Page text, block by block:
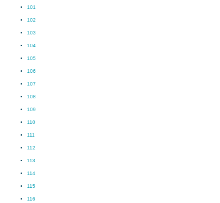
101
102
103
104
105
106
107
108
109
110
111
112
113
114
115
116